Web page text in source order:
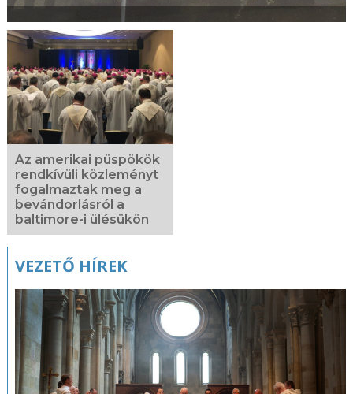
Az amerikai püspökök
rendkívüli közleményt
fogalmaztak meg a
bevándorlásról a
baltimore-i ülésükön
VEZETŐ HÍREK